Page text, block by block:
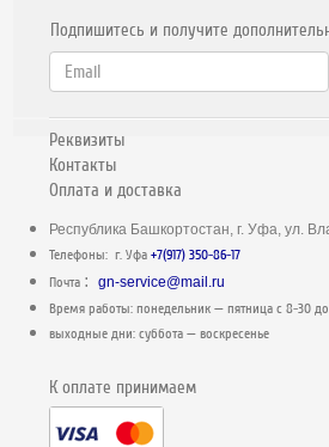
Подпишитесь и получите
Реквизиты
Контакты
Оплата и доставка
Республика Башкортостан, г. Уфа, ул.
Телефоны: г. Уфа+7(917) 350-86-17
Почта :gn-service@mail.ru
Время работы: понедельник — пятница c 8-30 до
выходные дни: суббота — воскресенье
К оплате принимаем